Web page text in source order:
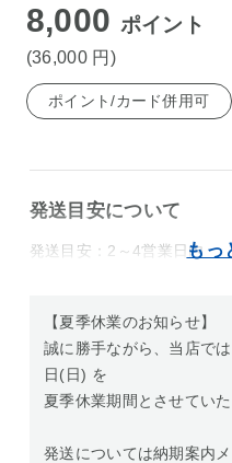
8,000 ポイント
(36,000 円 )
ポイント/カード併用可
発送目安について
発送目安：2～4営業日内
【夏季休業のお知らせ】
誠に勝手ながら、当店で
日(日) を
夏季休業期間とさせていた
発送については納期案内